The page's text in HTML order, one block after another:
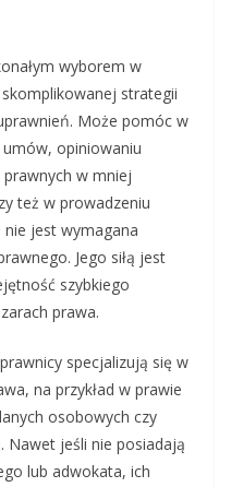
wyborem w
strategii
Może pomóc w
opiniowaniu
w mniej
też w prowadzeniu
nie jest wymagana
Jego siłą jest
szybkiego
prawa.
specjalizują się w
na przykład w prawie
osobowych czy
Nawet jeśli nie posiadają
lub adwokata, ich